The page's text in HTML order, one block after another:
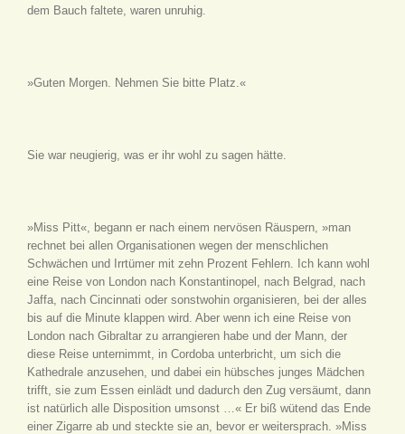
dem Bauch faltete, waren unruhig.
»Guten Morgen. Nehmen Sie bitte Platz.«
Sie war neugierig, was er ihr wohl zu sagen hätte.
»Miss Pitt«, begann er nach einem nervösen Räuspern, »man
rechnet bei allen Organisationen wegen der menschlichen
Schwächen und Irrtümer mit zehn Prozent Fehlern. Ich kann wohl
eine Reise von London nach Konstantinopel, nach Belgrad, nach
Jaffa, nach Cincinnati oder sonstwohin organisieren, bei der alles
bis auf die Minute klappen wird. Aber wenn ich eine Reise von
London nach Gibraltar zu arrangieren habe und der Mann, der
diese Reise unternimmt, in Cordoba unterbricht, um sich die
Kathedrale anzusehen, und dabei ein hübsches junges Mädchen
trifft, sie zum Essen einlädt und dadurch den Zug versäumt, dann
ist natürlich alle Disposition umsonst …« Er biß wütend das Ende
einer Zigarre ab und steckte sie an, bevor er weitersprach. »Miss